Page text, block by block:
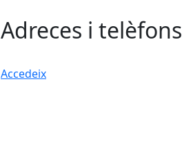
Adreces i telèfons
Accedeix